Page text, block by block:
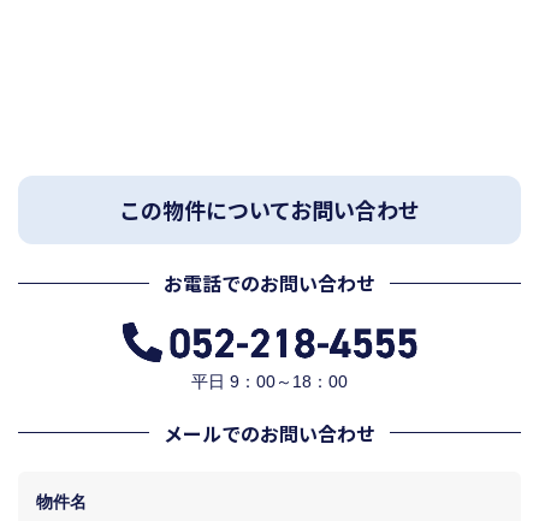
この物件についてお問い合わせ
お電話でのお問い合わせ
平日 9：00～18：00
メールでのお問い合わせ
物件名